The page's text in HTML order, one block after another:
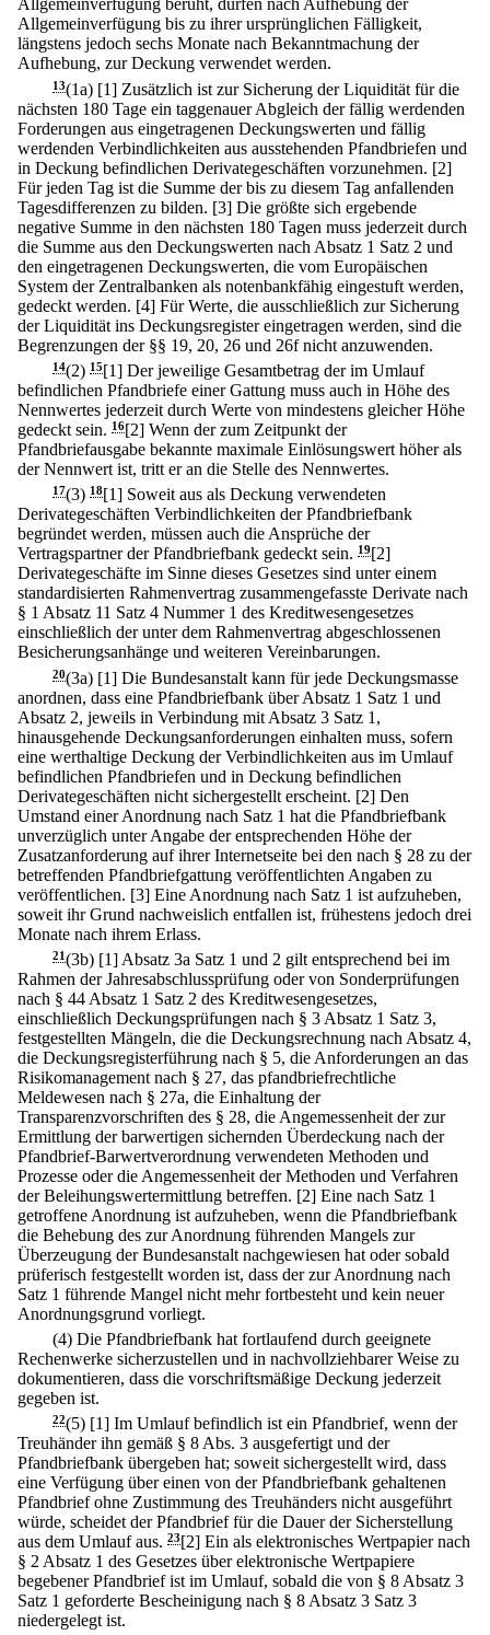
Allgemeinverfügung beruht, dürfen nach Aufhebung der
Allgemeinverfügung bis zu ihrer ursprünglichen Fälligkeit,
längstens jedoch sechs Monate nach Bekanntmachung der
Aufhebung, zur Deckung verwendet werden.
13(1a) [1] Zusätzlich ist zur Sicherung der Liquidität für die
nächsten 180 Tage ein taggenauer Abgleich der fällig werdenden
Forderungen aus eingetragenen Deckungswerten und fällig
werdenden Verbindlichkeiten aus ausstehenden Pfandbriefen und
in Deckung befindlichen Derivategeschäften vorzunehmen. [2]
Für jeden Tag ist die Summe der bis zu diesem Tag anfallenden
Tagesdifferenzen zu bilden. [3] Die größte sich ergebende
negative Summe in den nächsten 180 Tagen muss jederzeit durch
die Summe aus den Deckungswerten nach Absatz 1 Satz 2 und
den eingetragenen Deckungswerten, die vom Europäischen
System der Zentralbanken als notenbankfähig eingestuft werden,
gedeckt werden. [4] Für Werte, die ausschließlich zur Sicherung
der Liquidität ins Deckungsregister eingetragen werden, sind die
Begrenzungen der §§ 19, 20, 26 und 26f nicht anzuwenden.
14(2) 15[1] Der jeweilige Gesamtbetrag der im Umlauf
befindlichen Pfandbriefe einer Gattung muss auch in Höhe des
Nennwertes jederzeit durch Werte von mindestens gleicher Höhe
gedeckt sein. 16[2] Wenn der zum Zeitpunkt der
Pfandbriefausgabe bekannte maximale Einlösungswert höher als
der Nennwert ist, tritt er an die Stelle des Nennwertes.
17(3) 18[1] Soweit aus als Deckung verwendeten
Derivategeschäften Verbindlichkeiten der Pfandbriefbank
begründet werden, müssen auch die Ansprüche der
Vertragspartner der Pfandbriefbank gedeckt sein. 19[2]
Derivategeschäfte im Sinne dieses Gesetzes sind unter einem
standardisierten Rahmenvertrag zusammengefasste Derivate nach
§ 1 Absatz 11 Satz 4 Nummer 1 des Kreditwesengesetzes
einschließlich der unter dem Rahmenvertrag abgeschlossenen
Besicherungsanhänge und weiteren Vereinbarungen.
20(3a) [1] Die Bundesanstalt kann für jede Deckungsmasse
anordnen, dass eine Pfandbriefbank über Absatz 1 Satz 1 und
Absatz 2, jeweils in Verbindung mit Absatz 3 Satz 1,
hinausgehende Deckungsanforderungen einhalten muss, sofern
eine werthaltige Deckung der Verbindlichkeiten aus im Umlauf
befindlichen Pfandbriefen und in Deckung befindlichen
Derivategeschäften nicht sichergestellt erscheint. [2] Den
Umstand einer Anordnung nach Satz 1 hat die Pfandbriefbank
unverzüglich unter Angabe der entsprechenden Höhe der
Zusatzanforderung auf ihrer Internetseite bei den nach § 28 zu der
betreffenden Pfandbriefgattung veröffentlichten Angaben zu
veröffentlichen. [3] Eine Anordnung nach Satz 1 ist aufzuheben,
soweit ihr Grund nachweislich entfallen ist, frühestens jedoch drei
Monate nach ihrem Erlass.
21 (3b) [1] Absatz 3a Satz 1 und 2 gilt entsprechend bei im
Rahmen der Jahresabschlussprüfung oder von Sonderprüfungen
nach § 44 Absatz 1 Satz 2 des Kreditwesengesetzes,
einschließlich Deckungsprüfungen nach § 3 Absatz 1 Satz 3,
festgestellten Mängeln, die die Deckungsrechnung nach Absatz 4,
die Deckungsregisterführung nach § 5, die Anforderungen an das
Risikomanagement nach § 27, das pfandbriefrechtliche
Meldewesen nach § 27a, die Einhaltung der
Transparenzvorschriften des § 28, die Angemessenheit der zur
Ermittlung der barwertigen sichernden Überdeckung nach der
Pfandbrief-Barwertverordnung verwendeten Methoden und
Prozesse oder die Angemessenheit der Methoden und Verfahren
der Beleihungswertermittlung betreffen. [2] Eine nach Satz 1
getroffene Anordnung ist aufzuheben, wenn die Pfandbriefbank
die Behebung des zur Anordnung führenden Mangels zur
Überzeugung der Bundesanstalt nachgewiesen hat oder sobald
prüferisch festgestellt worden ist, dass der zur Anordnung nach
Satz 1 führende Mangel nicht mehr fortbesteht und kein neuer
Anordnungsgrund vorliegt.
(4) Die Pfandbriefbank hat fortlaufend durch geeignete
Rechenwerke sicherzustellen und in nachvollziehbarer Weise zu
dokumentieren, dass die vorschriftsmäßige Deckung jederzeit
gegeben ist.
22(5) [1] Im Umlauf befindlich ist ein Pfandbrief, wenn der
Treuhänder ihn gemäß § 8 Abs. 3 ausgefertigt und der
Pfandbriefbank übergeben hat; soweit sichergestellt wird, dass
eine Verfügung über einen von der Pfandbriefbank gehaltenen
Pfandbrief ohne Zustimmung des Treuhänders nicht ausgeführt
würde, scheidet der Pfandbrief für die Dauer der Sicherstellung
aus dem Umlauf aus. 23[2] Ein als elektronisches Wertpapier nach
§ 2 Absatz 1 des Gesetzes über elektronische Wertpapiere
begebener Pfandbrief ist im Umlauf, sobald die von § 8 Absatz 3
Satz 1 geforderte Bescheinigung nach § 8 Absatz 3 Satz 3
niedergelegt ist.